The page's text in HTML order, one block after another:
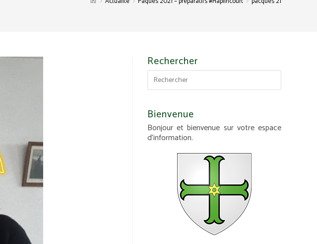
Rechercher
Bienvenue
Bonjour et bienvenue sur votre espace
d'information.